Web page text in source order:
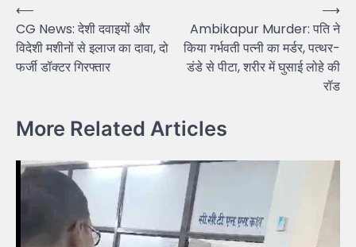
Post
navigation
⟵
CG News: देशी दवाइयों और
विदेशी मशीनों से इलाज का दावा, दो
फर्जी डॉक्टर गिरफ्तार
Ambikapur Murder: पति ने
किया गर्भवती पत्नी का मर्डर, पत्थर-
डंडे से पीटा, शरीर में घुसाई लोहे की
रॉड
⟶
More Related Articles